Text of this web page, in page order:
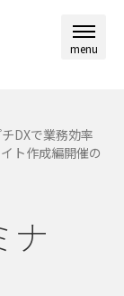
menu
DXで業務効率
ト作成編開催の
ナ